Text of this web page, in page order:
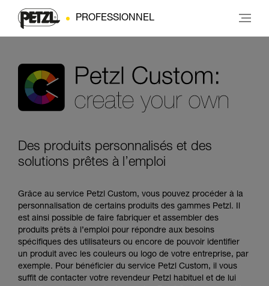
PROFESSIONNEL
Des produits personnalisés et des
solutions prêtes à l’emploi
Grâce au service Petzl Custom, vous pouvez procéder à la
personnalisation de certains produits des gammes Petzl. Il
est ainsi possible de faire fabriquer et assembler des
produits prêts à l’emploi pour répondre aux besoins
spécifiques des utilisateurs ou encore de pouvoir identifier
un produit avec les couleurs ou logo de votre entreprise, par
exemple. Pour bénéficier du service Petzl Custom, il vous
suffit de contacter votre revendeur Petzl habituel et de lui